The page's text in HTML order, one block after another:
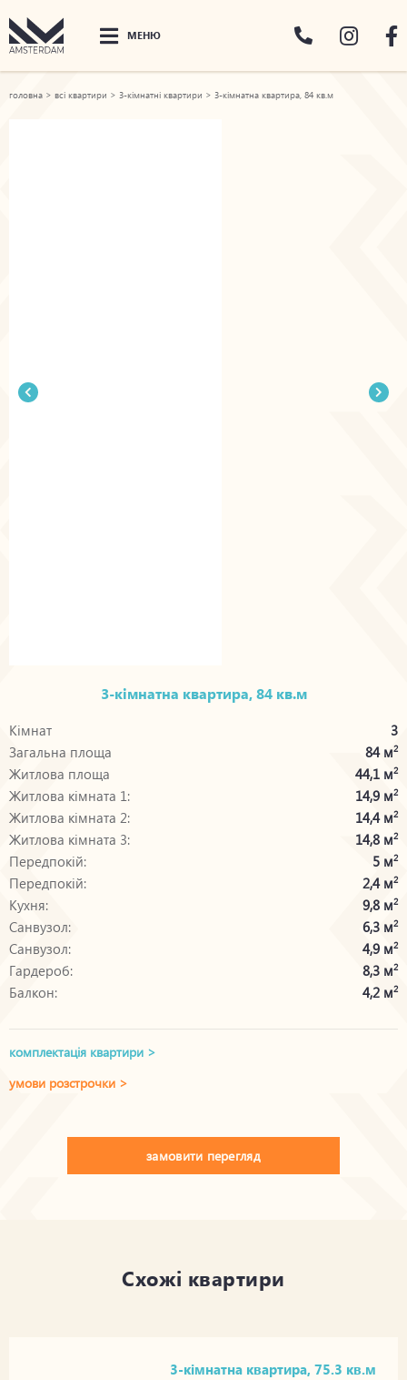
МЕНЮ
головна > всі квартири > 3-кімнатні квартири > 3-кімнатна квартира, 84 кв.м
3-кімнатна квартира, 84 кв.м
Кімнат
3
Загальна площа
84 м2
Житлова площа 44,1 м2
Житлова кімната 1: 14,9 м2
Житлова кімната 2: 14,4 м2
Житлова кімната 3: 14,8 м2
Передпокій: 5 м2
Передпокій: 2,4 м2
Кухня: 9,8 м2
Санвузол: 6,3 м2
Санвузол: 4,9 м2
Гардероб: 8,3 м2
Балкон: 4,2 м2
комплектація квартири >
умови розстрочки >
замовити перегляд
Схожі квартири
3-кімнатна квартира, 75.3 кв.м